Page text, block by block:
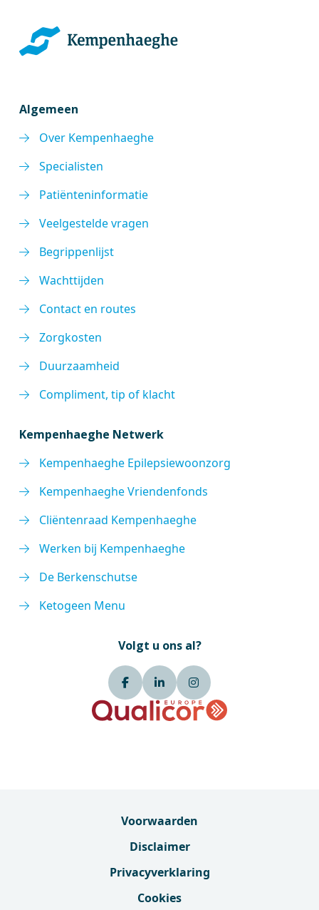
Algemeen
Over Kempenhaeghe
Specialisten
Patiënteninformatie
Veelgestelde vragen
Begrippenlijst
Wachttijden
Contact en routes
Zorgkosten
Duurzaamheid
Compliment, tip of klacht
Kempenhaeghe Netwerk
Kempenhaeghe Epilepsiewoonzorg
Kempenhaeghe Vriendenfonds
Cliëntenraad Kempenhaeghe
Werken bij Kempenhaeghe
De Berkenschutse
Ketogeen Menu
Volgt u ons al?
Voorwaarden
Disclaimer
Privacyverklaring
Cookies